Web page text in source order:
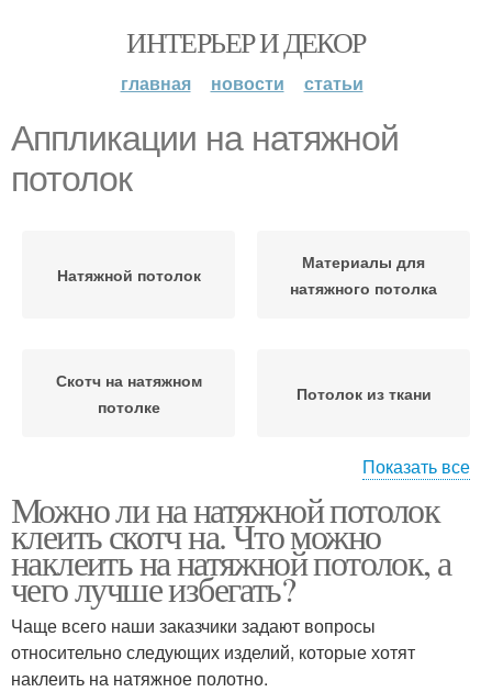
ИНТЕРЬЕР И ДЕКОР
главная новости статьи
Аппликации на натяжной
потолок
Натяжной потолок
Материалы для
натяжного потолка
Скотч на натяжном
потолке
Потолок из ткани
потолок
Показать все
Можно ли на натяжной потолок
клеить скотч на. Что можно
наклеить на натяжной потолок, а
чего лучше избегать?
Чаще всего наши заказчики задают вопросы
относительно следующих изделий, которые хотят
наклеить на натяжное полотно.